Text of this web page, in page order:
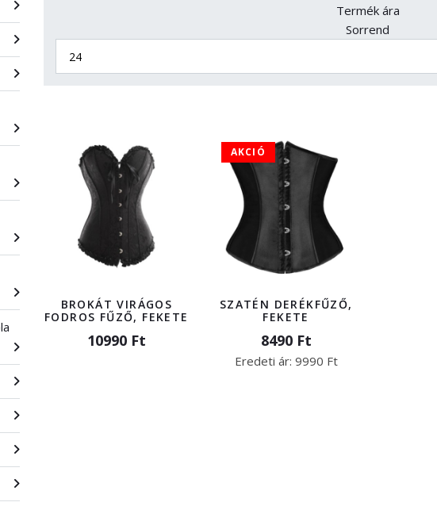
Termék ára
Sorrend
BROKÁT VIRÁGOS
FODROS FŰZŐ, FEKETE
10990 Ft
AKCIÓ
SZATÉN DERÉKFŰZŐ,
FEKETE
8490 Ft
Eredeti ár: 9990 Ft